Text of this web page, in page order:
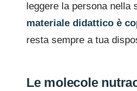
leggere la persona nella
materiale didattico è
resta sempre a tua
Le molecole